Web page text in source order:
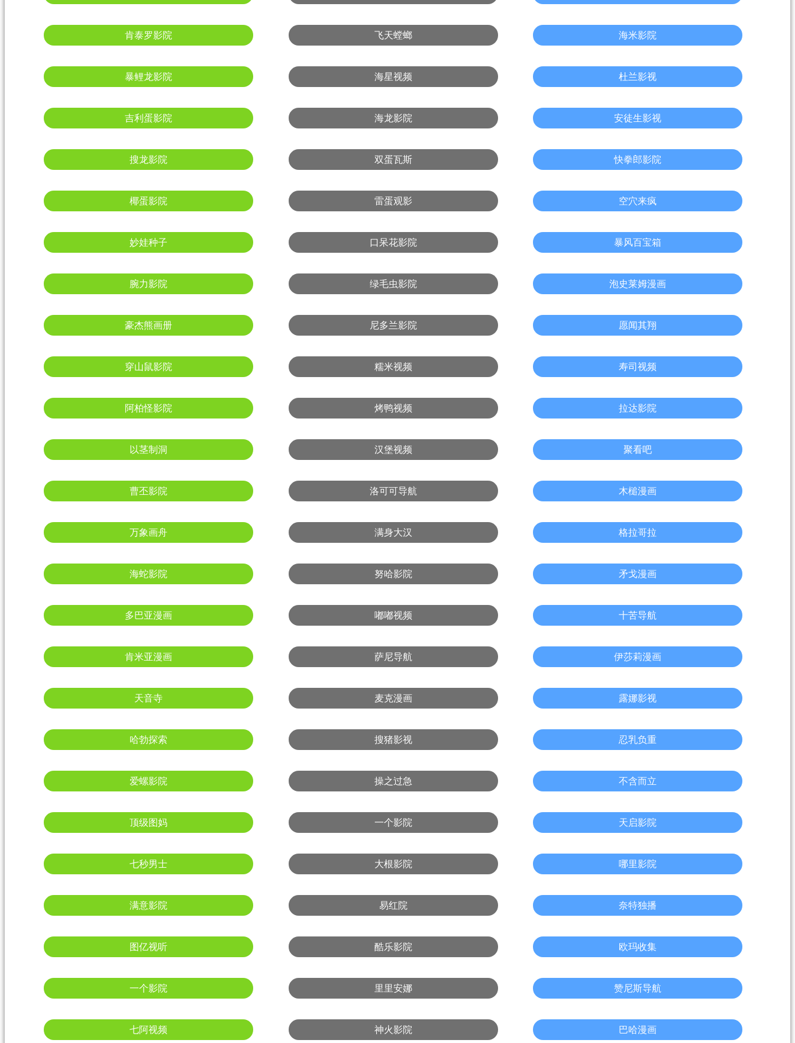
肯泰罗影院 飞天螳螂 海米影院
暴鲤龙影院 海星视频 杜兰影视
吉利蛋影院 海龙影院 安徒生影视
搜龙影院 双蛋瓦斯 快拳郎影院
椰蛋影院 雷蛋观影 空穴来疯
妙娃种子 口呆花影院 暴风百宝箱
腕力影院 绿毛虫影院 泡史莱姆漫画
豪杰熊画册 尼多兰影院 愿闻其翔
穿山鼠影院 糯米视频 寿司视频
阿柏怪影院 烤鸭视频 拉达影院
以茎制洞 汉堡视频 聚看吧
曹丕影院 洛可可导航 木槌漫画
万象画舟 满身大汉 格拉哥拉
海蛇影院 努哈影院 矛戈漫画
多巴亚漫画 嘟嘟视频 十苦导航
肯米亚漫画 萨尼导航 伊莎莉漫画
天音寺 麦克漫画 露娜影视
哈勃探索 搜猪影视 忍乳负重
爱螺影院 操之过急 不含而立
顶级图妈 一个影院 天启影院
七秒男士 大根影院 哪里影院
满意影院 易红院 奈特独播
图亿视听 酷乐影院 欧玛收集
一个影院 里里安娜 赞尼斯导航
七阿视频 神火影院 巴哈漫画